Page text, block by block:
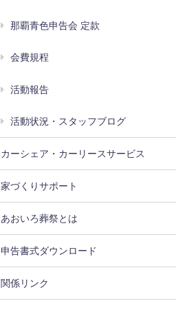
那覇青色申告会 定款
会費規程
活動報告
活動状況・スタッフブログ
カーシェア・カーリースサービス
家づくりサポート
あおいろ葬祭とは
申告書式ダウンロード
関係リンク